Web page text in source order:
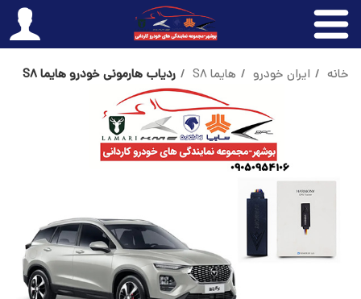
خانه ایران خودرو هایما S8 ردیاب هارمونی خودرو هایما S8